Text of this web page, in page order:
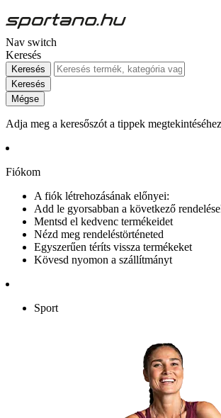
Nav switch
Keresés
Keresés
Keresés
Mégse
Adja meg a keresőszót a tippek
Fiókom
A fiók létrehozásának előnyei:
Add le gyorsabban a következő
Mentsd el kedvenc termékeidet
Nézd meg rendeléstörténeted
Egyszerűen téríts vissza termékeket
Kövesd nyomon a szállítmányt
Sport